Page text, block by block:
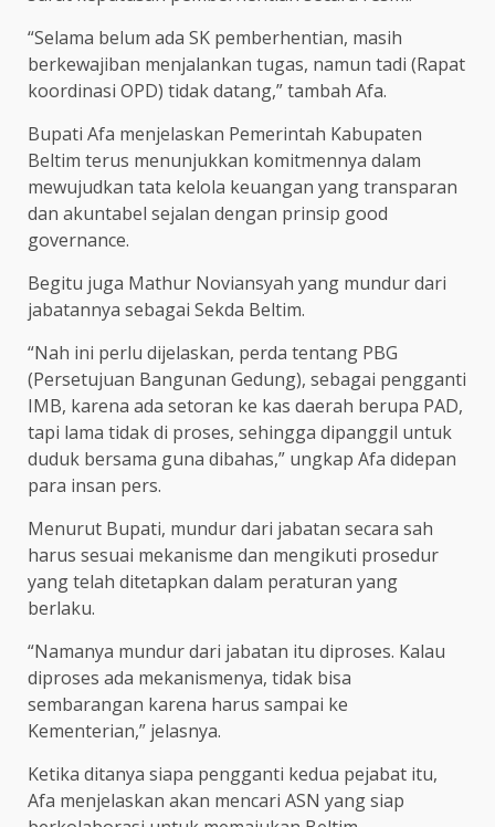
“Selama belum ada SK pemberhentian, masih
berkewajiban menjalankan tugas, namun tadi (Rapat
koordinasi OPD) tidak datang,” tambah Afa.
Bupati Afa menjelaskan Pemerintah Kabupaten
Beltim terus menunjukkan komitmennya dalam
mewujudkan tata kelola keuangan yang transparan
dan akuntabel sejalan dengan prinsip good
governance.
Begitu juga Mathur Noviansyah yang mundur dari
jabatannya sebagai Sekda Beltim.
“Nah ini perlu dijelaskan, perda tentang PBG
(Persetujuan Bangunan Gedung), sebagai pengganti
IMB, karena ada setoran ke kas daerah berupa PAD,
tapi lama tidak di proses, sehingga dipanggil untuk
duduk bersama guna dibahas,” ungkap Afa didepan
para insan pers.
Menurut Bupati, mundur dari jabatan secara sah
harus sesuai mekanisme dan mengikuti prosedur
yang telah ditetapkan dalam peraturan yang
berlaku.
“Namanya mundur dari jabatan itu diproses. Kalau
diproses ada mekanismenya, tidak bisa
sembarangan karena harus sampai ke
Kementerian,” jelasnya.
Ketika ditanya siapa pengganti kedua pejabat itu,
Afa menjelaskan akan mencari ASN yang siap